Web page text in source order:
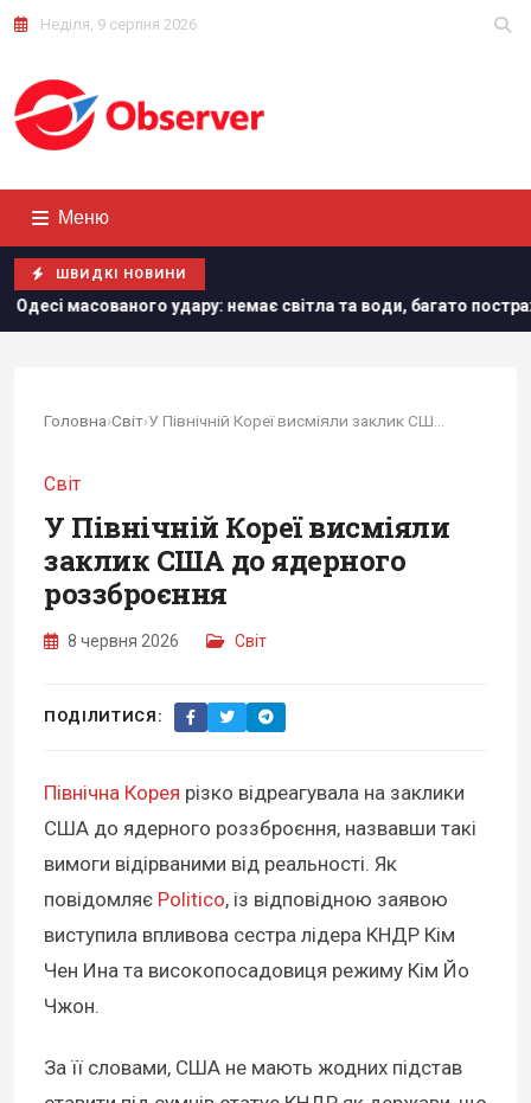
Неділя, 9 серпня 2026
Меню
ШВИДКІ НОВИНИ
удару: немає світла та води, багато постраждалих
Головна›Світ›
Світ
У Північній Кореї висміяли
заклик США до ядерного
роззброєння
8 червня 2026 Світ
ПОДІЛИТИСЯ:
Північна Корея різко відреагувала на заклики
США до ядерного роззброєння, назвавши такі
вимоги відірваними від реальності. Як
повідомляє Politico, із відповідною заявою
виступила впливова сестра лідера КНДР Кім
Чен Ина та високопосадовиця режиму Кім Йо
Чжон.
За її словами, США не мають жодних підстав